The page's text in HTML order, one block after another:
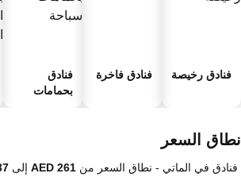
فنادق رخيصة فنادق فاخرة
فنادق
بحمامات
السعر
في الماتي - نطاق السعرمن إلى